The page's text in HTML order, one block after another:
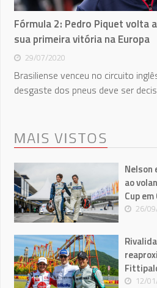
Fórmula 2: Pedro Piquet volta
sua primeira vitória na Europa
29/07/2020
Brasiliense venceu no circuito
desgaste dos pneus deve ser
MAIS VISTOS
Nelson
ao
Cup
26/
12/